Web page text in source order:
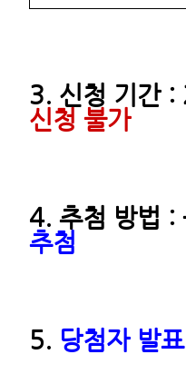
3. 신청 기간
신청 불가
4. 추첨 방법 :
추첨
5. 당첨자 발